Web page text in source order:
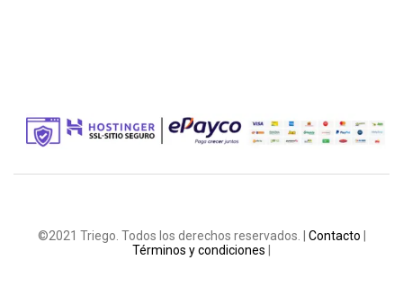
©2021 Triego. Todos los derechos reservados. | Contacto
Términos y condiciones